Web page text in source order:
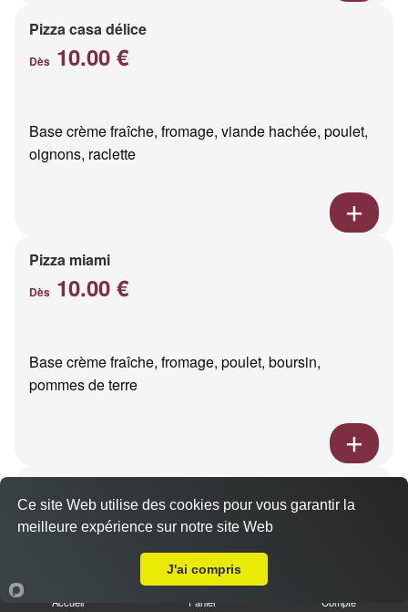
Pizza casa délice
Dès 10.00 €
Base crème fraîche, fromage, viande hachée, poulet,
oignons, raclette
Pizza miami
Dès 10.00 €
Base crème fraîche, fromage, poulet, boursin,
pommes de terre
Dès10.00 €
Base crème fraîche, fromage, saumon fumé
Accueil Panier Compte
Ce site Web utilise des cookies pour vous garantir la
meilleure expérience sur notre site Web
J'ai compris